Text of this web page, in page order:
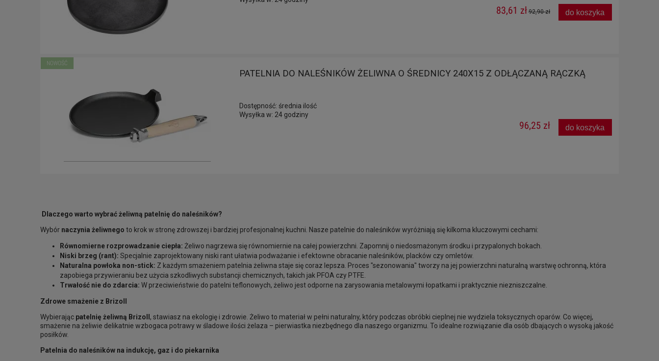
83,61 zł 92,90 zł do koszyka
PATELNIA DO NALEŚNIKÓW ŻELIWNA O ŚREDNICY 240X15 Z ODŁĄCZANĄ RĄCZKĄ
Dostępność: średnia ilość
Wysyłka w: 24 godziny
96,25 zł do koszyka
NOWOŚĆ
Dlaczego warto wybrać żeliwną patelnię do naleśników?
Wybór naczynia żeliwnego to krok w stronę zdrowszej i bardziej profesjonalnej kuchni. Nasze patelnie do naleśników wyróżniają się kilkoma kluczowymi cechami:
Równomierne rozprowadzanie ciepła: Żeliwo nagrzewa się równomiernie na całej powierzchni. Zapomnij o niedosmażonym środku i przypalonych bokach.
Niski brzeg (rant): Specjalnie zaprojektowany niski rant ułatwia podważanie i efektowne obracanie naleśników, placków czy omletów.
Naturalna powłoka non-stick: Z każdym smażeniem patelnia żeliwna staje się coraz lepsza. Proces "sezonowania" tworzy na jej powierzchni naturalną warstwę ochronną, która
zapobiega przywieraniu bez użycia szkodliwych substancji chemicznych, takich jak PFOA czy PTFE.
Trwałość nie do zdarcia: W przeciwieństwie do patelni teflonowych, żeliwo jest odporne na zarysowania metalowymi łopatkami i praktycznie niezniszczalne.
Zdrowe smażenie z Brizoll
Wybierając patelnię żeliwną Brizoll, stawiasz na ekologię i zdrowie. Żeliwo to materiał w pełni naturalny, który podczas obróbki cieplnej nie wydziela toksycznych oparów. Co więcej,
smażenie na żeliwie delikatnie wzbogaca potrawy w śladowe ilości żelaza – pierwiastka niezbędnego dla naszego organizmu. To idealne rozwiązanie dla osób dbających o wysoką jakość
posiłków.
Patelnia do naleśników na indukcję, gaz i do piekarnika